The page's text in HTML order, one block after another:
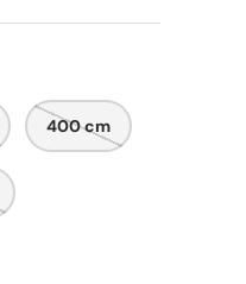
400 cm